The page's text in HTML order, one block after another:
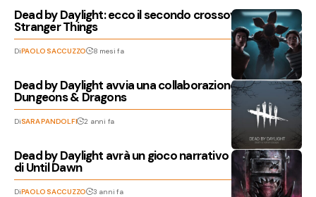
Dead by Daylight: ecco il secondo crossover con
Stranger Things
DiPAOLO SACCUZZO 8 mesi fa
Dead by Daylight avvia una collaborazione con
Dungeons & Dragons
DiSARA PANDOLFI 2 anni fa
Dead by Daylight avrà un gioco narrativo dai creatori
di Until Dawn
DiPAOLO SACCUZZO 3 anni fa